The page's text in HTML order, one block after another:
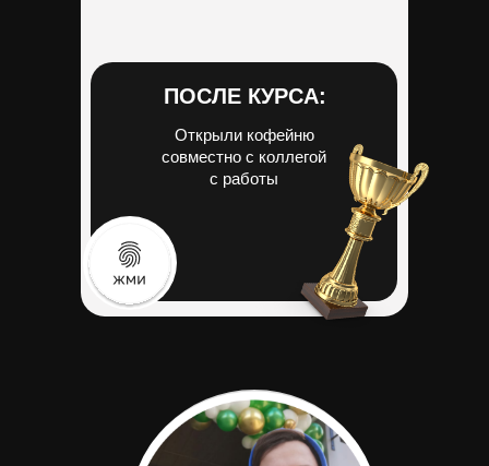
ПОСЛЕ КУРСА:
Открыли кофейню
совместно с коллегой
с работы